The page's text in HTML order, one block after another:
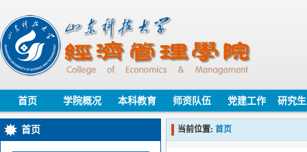
首页 学院概况 本科教育 师资队伍 党建工作 研究
首页 当前位置: 首页